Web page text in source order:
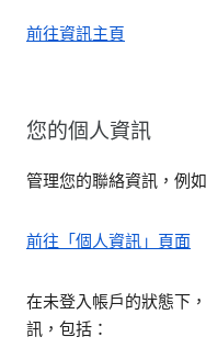
前往資訊主頁
您的個人資訊
管理您的聯絡資訊，例
前往「個人資訊」頁面
在未登入帳戶的狀態下
訊，包括：